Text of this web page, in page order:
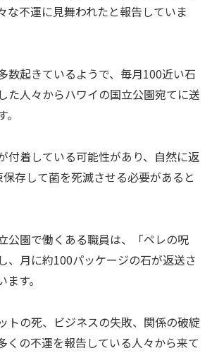
な不運に見舞われたと報告していま
数起きているようで、毎月100近い石
た人々からハワイの国立公園宛てに送
付着している可能性があり、自然に返
存して菌を死滅させる必要があると
公園で働くある職員は、「ペレの呪
、月に約100パッケージの石が返送さ
す。
トの死、ビジネスの失敗、関係の破綻
くの不運を報告している人々から来て